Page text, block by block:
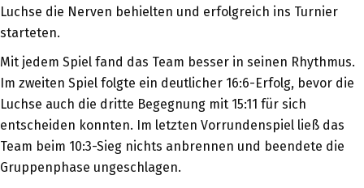
Luchse die Nerven behielten und erfolgreich ins Turnier
starteten.
Mit jedem Spiel fand das Team besser in seinen Rhythmus.
Im zweiten Spiel folgte ein deutlicher 16:6-Erfolg, bevor die
Luchse auch die dritte Begegnung mit 15:11 für sich
entscheiden konnten. Im letzten Vorrundenspiel ließ das
Team beim 10:3-Sieg nichts anbrennen und beendete die
Gruppenphase ungeschlagen.